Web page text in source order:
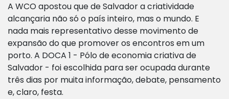
A WCO apostou que de Salvador a criatividade
alcançaria não só o país inteiro, mas o mundo. E
nada mais representativo desse movimento de
expansão do que promover os encontros em um
porto. A DOCA 1 - Pólo de economia criativa de
Salvador - foi escolhida para ser ocupada durante
três dias por muita informação, debate, pensamento
e, claro, festa.